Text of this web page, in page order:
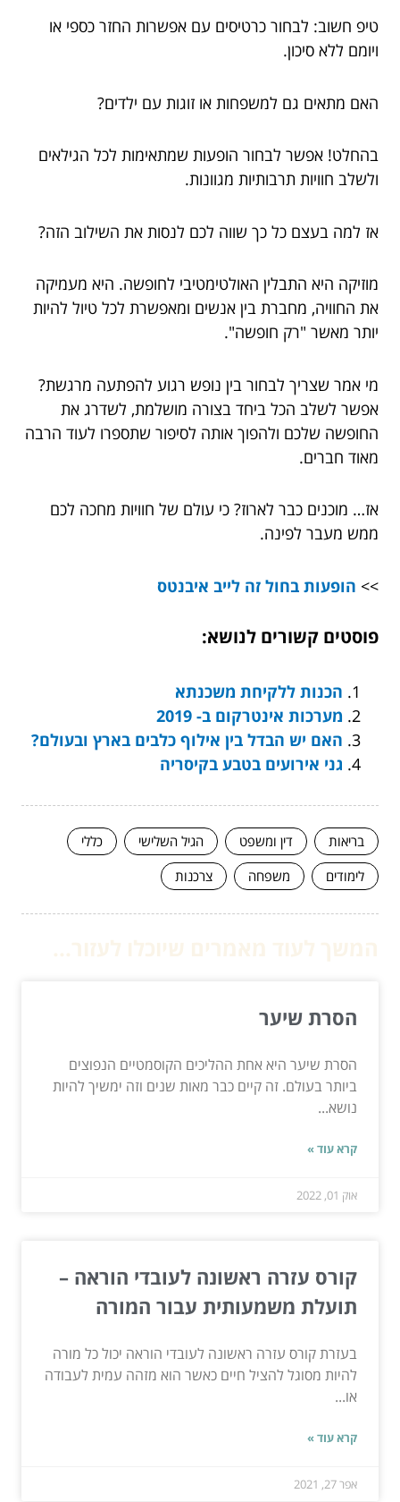
טיפ חשוב: לבחור כרטיסים עם אפשרות החזר כספי או
ויומם ללא סיכון.
האם מתאים גם למשפחות או זוגות עם ילדים?
בהחלט! אפשר לבחור הופעות שמתאימות לכל הגילאים
ולשלב חוויות תרבותיות מגוונות.
אז למה בעצם כל כך שווה לכם לנסות את השילוב הזה?
מוזיקה היא התבלין האולטימטיבי לחופשה. היא מעמיקה
את החוויה, מחברת בין אנשים ומאפשרת לכל טיול להיות
יותר מאשר "רק חופשה".
מי אמר שצריך לבחור בין נופש רגוע להפתעה מרגשת?
אפשר לשלב הכל ביחד בצורה מושלמת, לשדרג את
החופשה שלכם ולהפוך אותה לסיפור שתספרו לעוד הרבה
מאוד חברים.
אז… מוכנים כבר לארוז? כי עולם של חוויות מחכה לכם
ממש מעבר לפינה.
>> הופעות בחול זה לייב איבנטס
פוסטים קשורים לנושא:
הכנות ללקיחת משכנתא
מערכות אינטרקום ב- 2019
האם יש הבדל בין אילוף כלבים בארץ ובעולם?
גני אירועים בטבע בקיסריה
בריאות דין ומשפט הגיל השלישי
כללי
לימודים
משפחה צרכנות
הסרת שיער
הסרת שיער היא אחת ההליכים הקוסמטיים הנפוצים
ביותר בעולם. זה קיים כבר מאות שנים וזה ימשיך להיות
נושא...
קרא עוד »
אוק 01, 2022
קורס עזרה ראשונה לעובדי הוראה –
תועלת משמעותית עבור המורה
בעזרת קורס עזרה ראשונה לעובדי הוראה יכול כל מורה
להיות מסוגל להציל חיים כאשר הוא מזהה עמית לעבודה
או...
קרא עוד »
אפר 27, 2021